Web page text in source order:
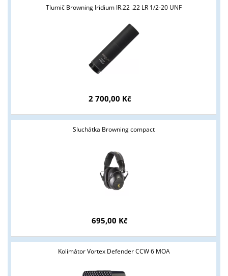
Tlumič Browning Iridium IR.22 .22 LR 1/2-20 UNF
2 700,00 Kč
Sluchátka Browning compact
695,00 Kč
Kolimátor Vortex Defender CCW 6 MOA
Tyto stránky jsou určeny pouze odborné veřejnosti od 18 let a
podmínky?